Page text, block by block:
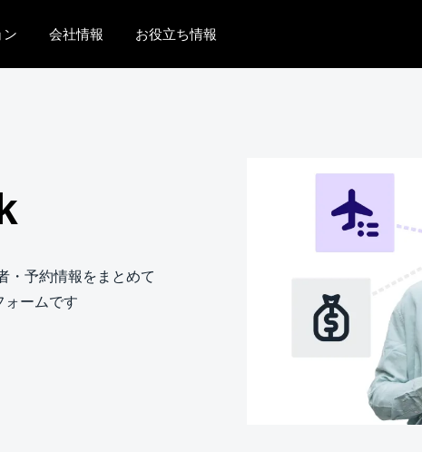
ン 会社情報 お役立ち情報
Brasil (Português)
Deutschland (Deutsch)
Sweden (English)
Denmark (English)
Finland (English)
・予約情報をまとめて
ォームです